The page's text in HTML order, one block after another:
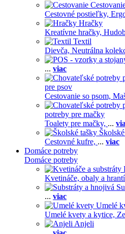
Cestovné postieľky,
Hračky
Kreatívne hračky,
Textil
Dievča, Neutrálna
... viac
pre psov
Cestovanie so psom,
potreby pre mačky
Toalety pre mačky, ...
Cestovné kufre, ... viac
Domáce potreby
Domáce potreby
Kvetináče, obaly a
... viac
Umelé
Umelé kvety a kytice,
Anjeli